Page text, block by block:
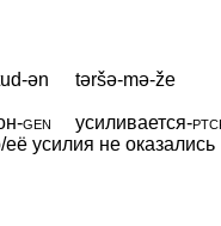
ən təršə-mə-že
‑gen усиливается‑
её усилия не